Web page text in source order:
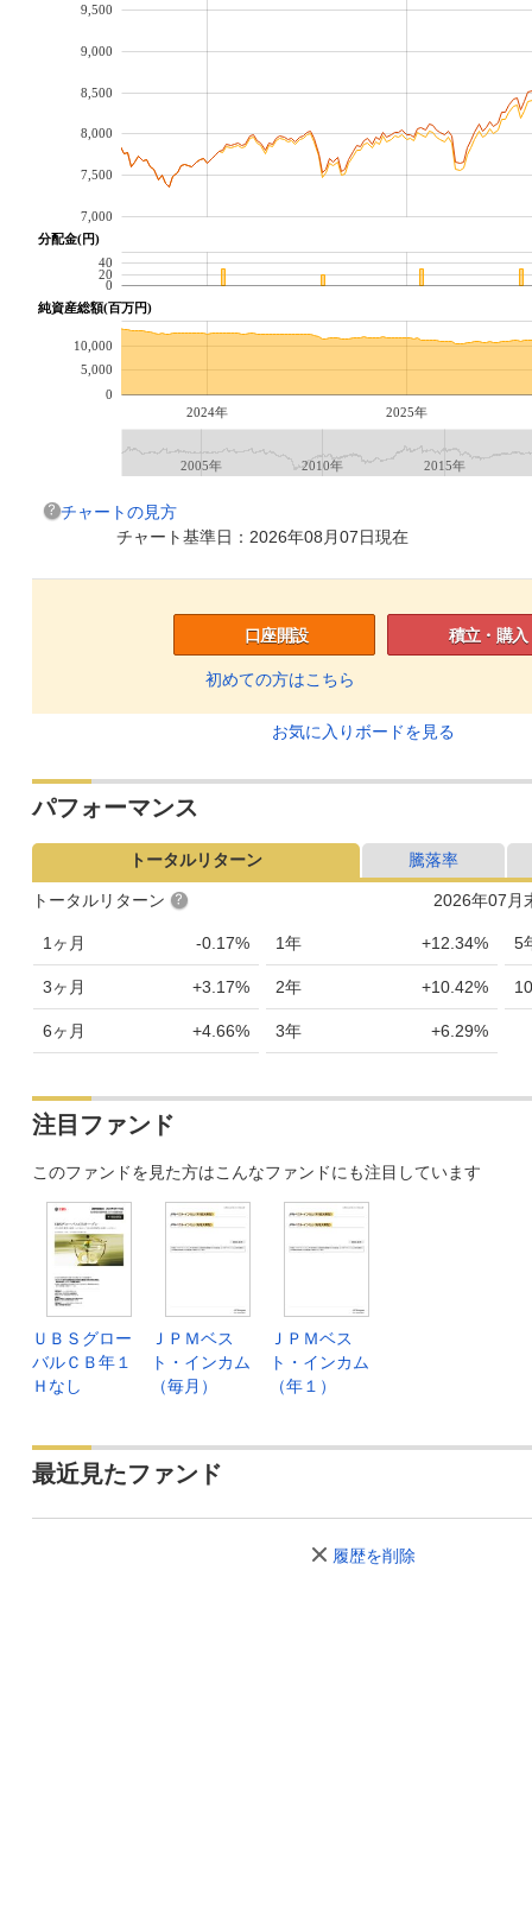
7,000
7,500
8,000
8,500
9,000
9,500
分配金(円)
0
20
40
純資産総額(百万円)
2024年 2025年
0
5,000
10,000
2005年 2010年 2015年
チャートの見方
チャート基準日：2026年08月07日現在
口座開設
初めての方はこちら
積立・購入
お気に入りボードを見る
パフォーマンス
トータルリターン 騰落率
2026年07月
トータルリターン
1ヶ月 -0.17%
3ヶ月 +3.17%
6ヶ月 +4.66%
1年 +12.34%
2年 +10.42%
3年 +6.29%
5
注目ファンド
このファンドを見た方はこんなファンドにも注目しています
ＵＢＳグロー
バルＣＢ年１
Ｈなし
ＪＰＭベス
ト・インカム
（毎月）
ＪＰＭベス
ト・インカム
（年１）
最近見たファンド
履歴を削除